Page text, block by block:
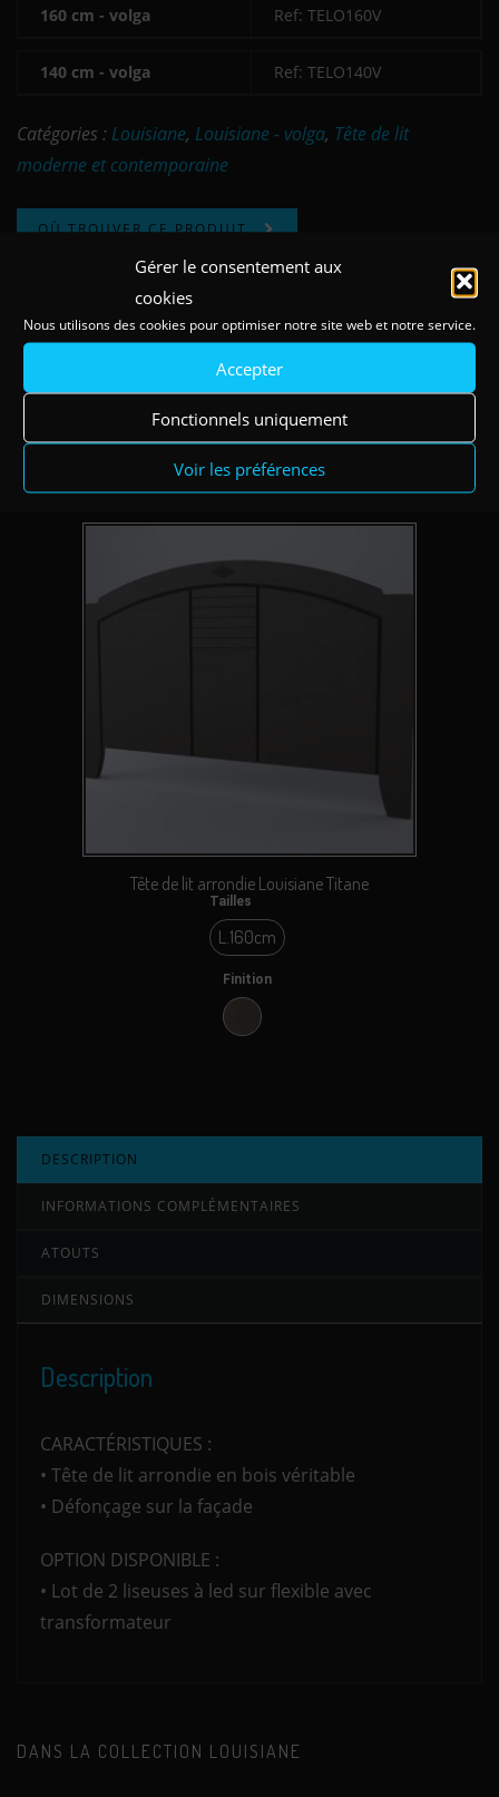
Gérer le consentement aux
cookies
Nous utilisons des cookies pour optimiser notre site web et notre service.
Accepter
Fonctionnels uniquement
Voir les préférences
160 cm - volga Ref: TELO160V
140 cm - volga Ref: TELO140V
Catégories : Louisiane, Louisiane - volga, Tête de lit
moderne et contemporaine
OÙ TROUVER CE PRODUIT
Existe en coloris
Tête de lit arrondie Louisiane Titane
Tailles
L.160cm
L.160cm
Finition
Titane
DESCRIPTION
INFORMATIONS COMPLÉMENTAIRES
ATOUTS
DIMENSIONS
Description
CARACTÉRISTIQUES :
• Tête de lit arrondie en bois véritable
• Défonçage sur la façade
OPTION DISPONIBLE :
• Lot de 2 liseuses à led sur flexible avec
transformateur
DANS LA COLLECTION LOUISIANE